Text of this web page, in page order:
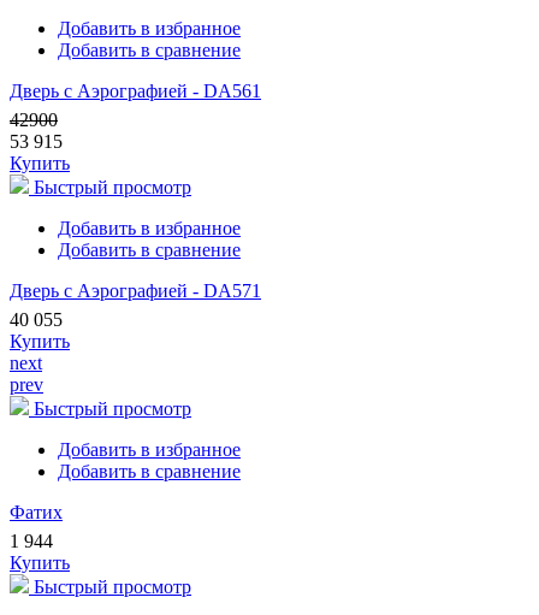
Добавить в избранное
Добавить в сравнение
Дверь с Аэрографией - DA561
42900
53 915
Купить
Быстрый просмотр
Добавить в избранное
Добавить в сравнение
Дверь с Аэрографией - DA571
40 055
Купить
next
prev
Быстрый просмотр
Добавить в избранное
Добавить в сравнение
Фатих
1 944
Купить
Быстрый просмотр